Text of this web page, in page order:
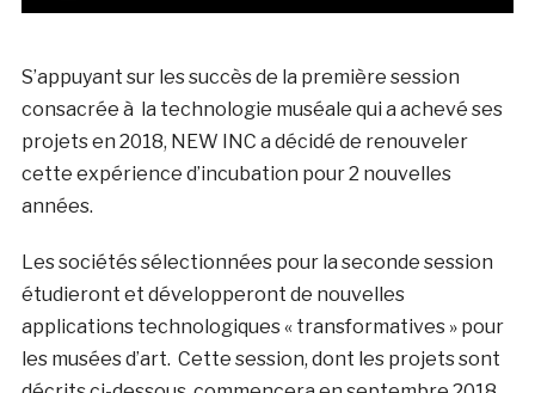
S’appuyant sur les succès de la première session
consacrée à la technologie muséale qui a achevé ses
projets en 2018, NEW INC a décidé de renouveler
cette expérience d’incubation pour 2 nouvelles
années.
Les sociétés sélectionnées pour la seconde session
étudieront et développeront de nouvelles
applications technologiques « transformatives » pour
les musées d’art. Cette session, dont les projets sont